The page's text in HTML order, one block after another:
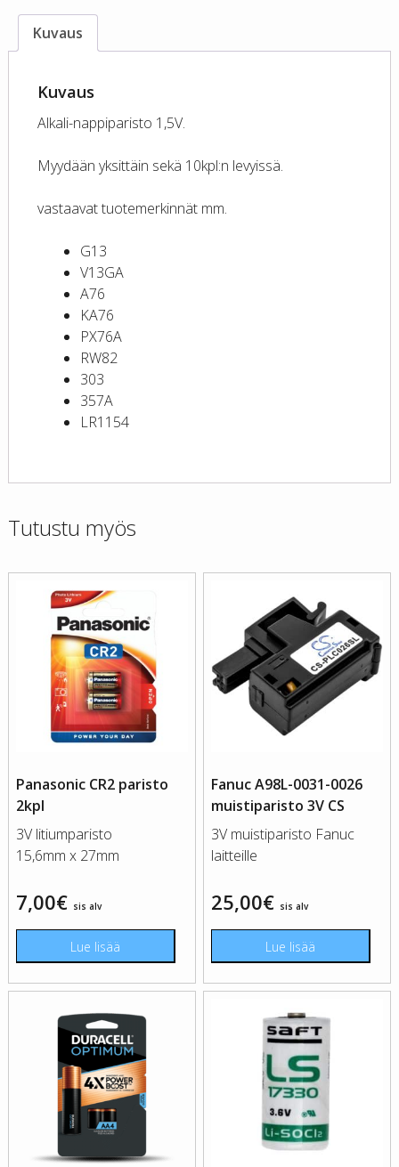
Kuvaus
Kuvaus
Alkali-nappiparisto 1,5V.
Myydään yksittäin sekä 10kpl:n levyissä.
vastaavat tuotemerkinnät mm.
G13
V13GA
A76
KA76
PX76A
RW82
303
357A
LR1154
Tutustu myös
Panasonic CR2 paristo
2kpl
3V litiumparisto
15,6mm x 27mm
7,00€ sis alv
Lue lisää
Fanuc A98L-0031-0026
muistiparisto 3V CS
3V muistiparisto Fanuc
laitteille
25,00€ sis alv
Lue lisää